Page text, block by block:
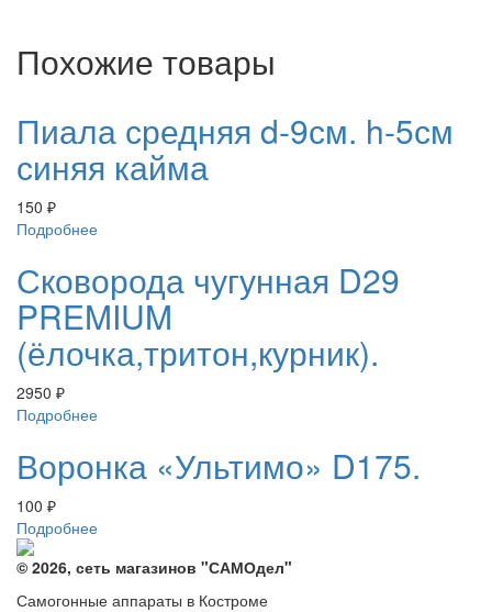
Похожие товары
Пиала средняя d-9см. h-5см
синяя кайма
150 ₽
Подробнее
Сковорода чугунная D29
PREMIUM
(ёлочка,тритон,курник).
2950 ₽
Подробнее
Воронка «Ультимо» D175.
100 ₽
Подробнее
© 2026, сеть магазинов "САМОдел"
Самогонные аппараты в Костроме